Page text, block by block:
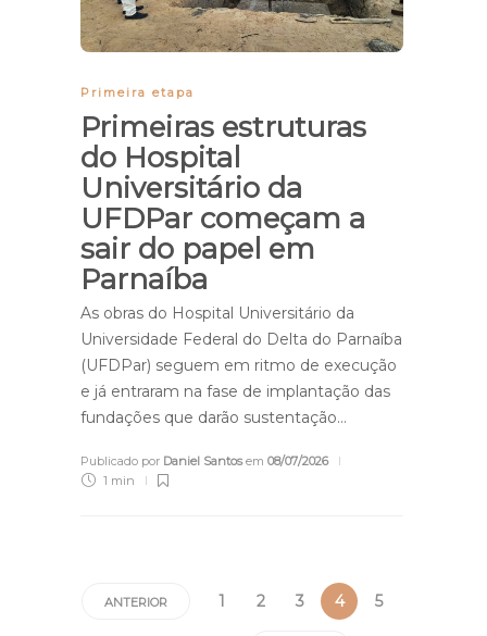
Primeira etapa
Primeiras estruturas
do Hospital
Universitário da
UFDPar começam a
sair do papel em
Parnaíba
As obras do Hospital Universitário da
Universidade Federal do Delta do Parnaíba
(UFDPar) seguem em ritmo de execução
e já entraram na fase de implantação das
fundações que darão sustentação…
Publicado por Daniel Santosem 08/07/2026
1 min
ANTERIOR 1 2 3 4 5